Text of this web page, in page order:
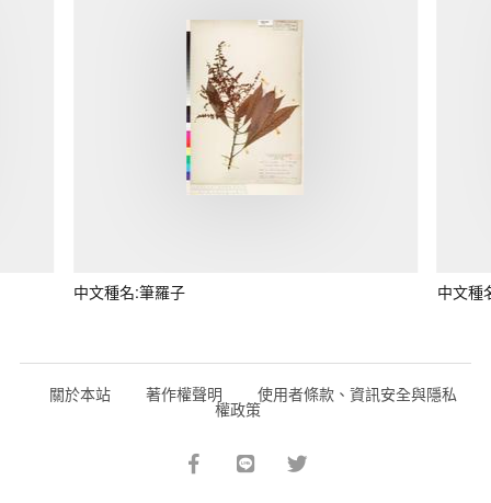
中文種名:筆羅子 中文種
關於本站 著作權聲明 使用者條款、資訊安全與隱私
權政策